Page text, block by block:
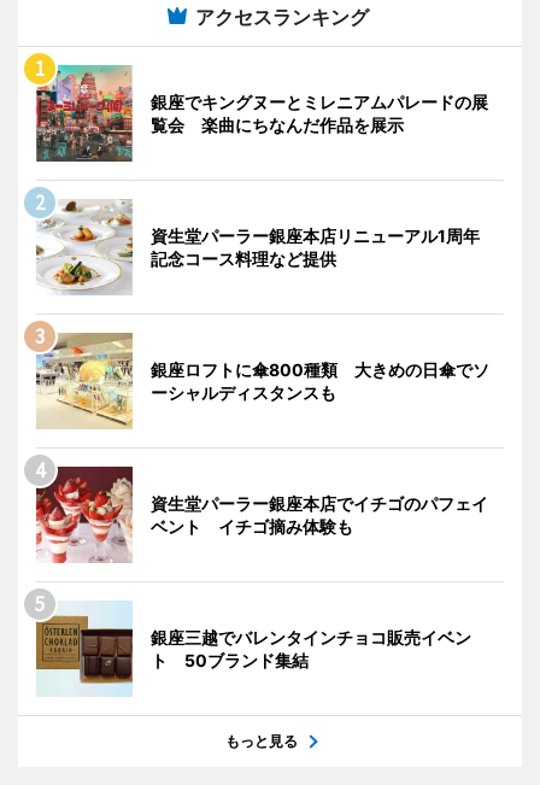
アクセスランキング
銀座でキングヌーとミレニアムパレードの展
覧会 楽曲にちなんだ作品を展示
資生堂パーラー銀座本店リニューアル1周年
記念コース料理など提供
銀座ロフトに傘800種類 大きめの日傘でソ
ーシャルディスタンスも
資生堂パーラー銀座本店でイチゴのパフェイ
ベント イチゴ摘み体験も
銀座三越でバレンタインチョコ販売イベン
ト 50ブランド集結
もっと見る